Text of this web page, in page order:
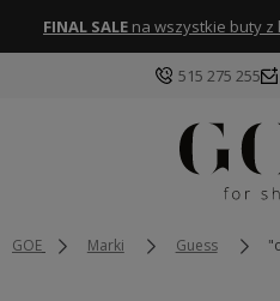
FINAL SALE na wszystkie buty z
515 275 255
GOE Marki Guess